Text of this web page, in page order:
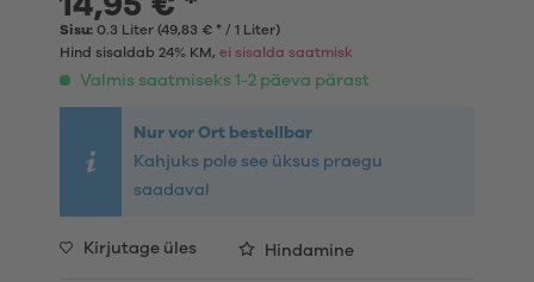
Sisu: 0.3 Liter (49,83 € * / 1 Liter)
Hind sisaldab 24% KM, ei sisalda saatmisk
Valmis saatmiseks 1-2 päeva pärast
Nur vor Ort bestellbar
Kahjuks pole see üksus praegu
saadaval
Kirjutage üles Hindamine